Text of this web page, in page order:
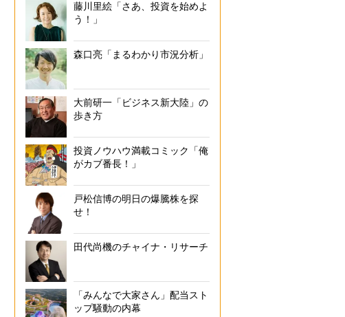
藤川里絵「さあ、投資を始めよ
う！」
森口亮「まるわかり市況分析」
大前研一「ビジネス新大陸」の
歩き方
投資ノウハウ満載コミック「俺
がカブ番長！」
戸松信博の明日の爆騰株を探
せ！
田代尚機のチャイナ・リサーチ
「みんなで大家さん」配当スト
ップ騒動の内幕